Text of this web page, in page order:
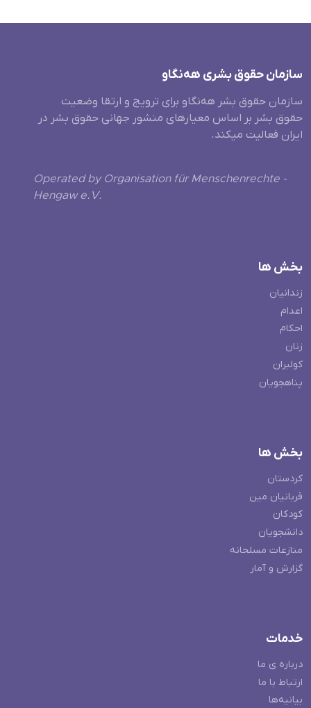
سازمان حقوق بشری هەنگاو
سازمان حقوق بشر هه‌نگاو برای ترویج و ارتقا وضعیت
حقوق بشر بر اساس معیارهای منشور جهانی حقوق بشر در
ایران فعالیت میکند.
Operated by Organisation für Menschenrechte -
Hengaw e.V.
بخش ها
زندانیان
اعدام
احکام
زنان
کولبران
پناهجویان
بخش ها
کردستان
قربانیان مین
کودکان
دانشجویان
منازعات مسلحانه
گزارش و آمار
خدمات
درباره ی ما
ارتباط با ما
بیانیه‌ها